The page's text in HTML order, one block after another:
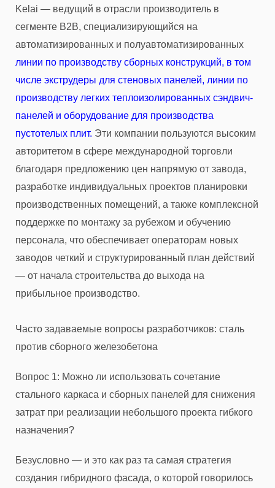
Kelai — ведущий в отрасли производитель в
сегменте B2B, специализирующийся на
автоматизированных и полуавтоматизированных
линии по производству сборных конструкций, в том
числе экструдеры для стеновых панелей, линии по
производству легких теплоизолированных сэндвич-
панелей и оборудование для производства
пустотелых плит. Эти компании пользуются высоким
авторитетом в сфере международной торговли
благодаря предложению цен напрямую от завода,
разработке индивидуальных проектов планировки
производственных помещений, а также комплексной
поддержке по монтажу за рубежом и обучению
персонала, что обеспечивает операторам новых
заводов четкий и структурированный план действий
— от начала строительства до выхода на
прибыльное производство.
Часто задаваемые вопросы разработчиков: сталь
против сборного железобетона
Вопрос 1: Можно ли использовать сочетание
стального каркаса и сборных панелей для снижения
затрат при реализации небольшого проекта гибкого
назначения?
Безусловно — и это как раз та самая стратегия
создания гибридного фасада, о которой говорилось